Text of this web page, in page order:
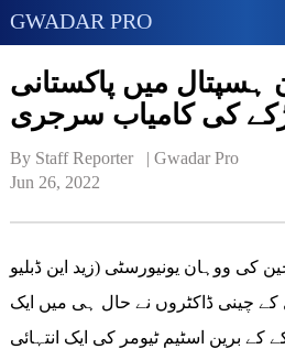
GWADAR PRO
ہسپتال میں پاکستانی
کی کامیاب سرجری
By Staff Reporter   | Gwadar Pro
Jun 26, 2022
کی ووہان یونیورسٹی (زید این ڈبلیو
کے چینی ڈاکٹروں نے حال ہی میں ایک
کے برین اسٹیم ٹیومر کی ایک انتہائی